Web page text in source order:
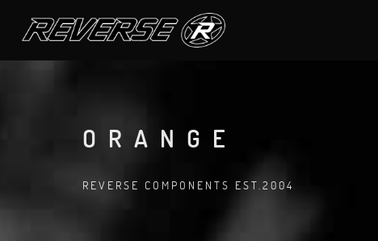
ORANGE
REVERSE COMPONENTS EST.2004